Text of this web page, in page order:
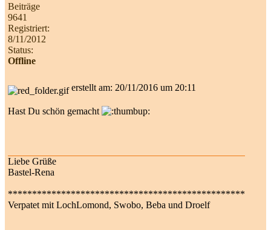
Beiträge
9641
Registriert:
8/11/2012
Status:
Offline
erstellt am: 20/11/2016 um 20:11
Hast Du schön gemacht
Liebe Grüße
Bastel-Rena
*************************************************
Verpatet mit LochLomond, Swobo, Beba und Droelf